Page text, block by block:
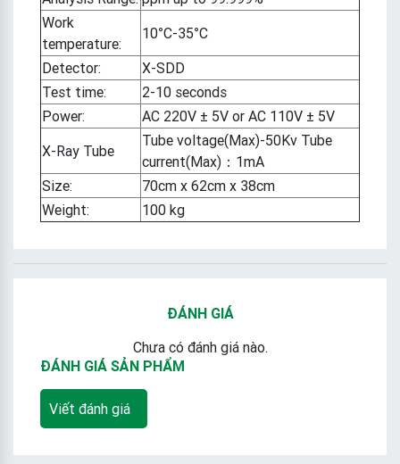
Work
temperature:
10°C-35°C
Detector:
X-SDD
Test time:
2-10 seconds
Power:
AC 220V ± 5V or AC 110V ± 5V
X-Ray Tube
Tube voltage(Max)-50Kv Tube
current(Max)：1mA
Size:
70cm x 62cm x 38cm
Weight:
100 kg
ĐÁNH GIÁ
Chưa có đánh giá nào.
ĐÁNH GIÁ SẢN PHẨM
Viết đánh giá